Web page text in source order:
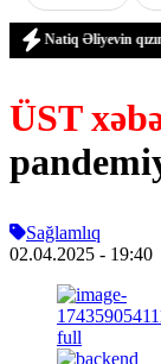
Natiq Əliyevin qızına
ÜST
Sağlamlıq
02.04.2025 - 19:40